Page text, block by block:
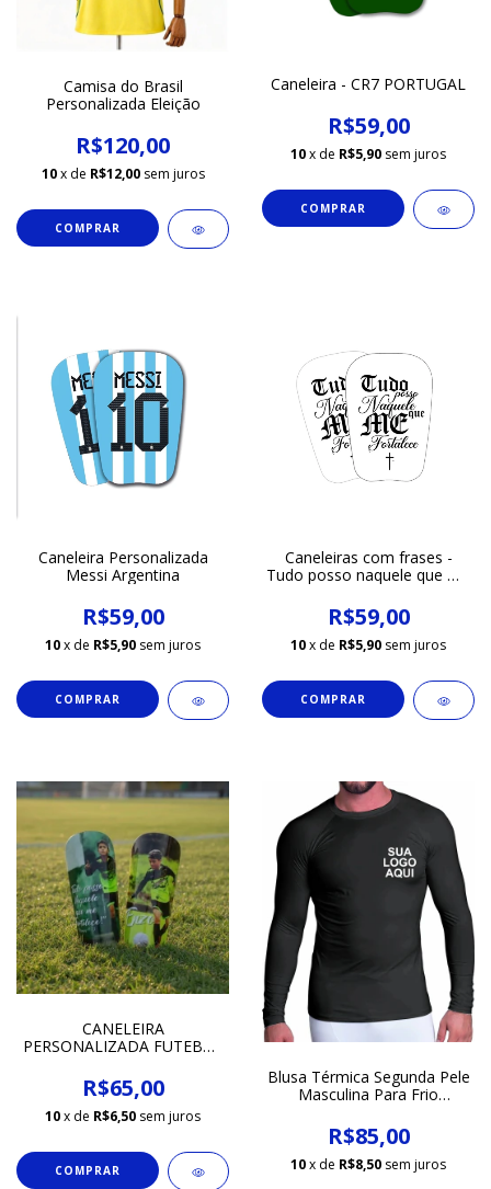
Camisa do Brasil
Personalizada Eleição
R$120,00
10 x de R$12,00 sem juros
COMPRAR
Caneleira - CR7 PORTUGAL
R$59,00
10x de R$5,90 sem juros
Caneleira Personalizada
Messi Argentina
R$59,00
10x de R$5,90 sem juros
Caneleiras com frases -
Tudo posso naquele que me
R$59,00
10x de R$5,90 sem juros
CANELEIRA
PERSONALIZADA FUTEBOL
R$65,00
10x de R$6,50 sem juros
Blusa Térmica Segunda Pele
Masculina Para Frio
R$85,00
10x de R$8,50 sem juros